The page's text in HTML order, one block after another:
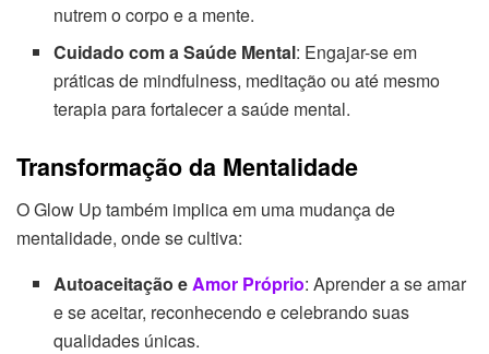
nutrem o corpo e a mente.
Cuidado com a Saúde Mental: Engajar-se em
práticas de mindfulness, meditação ou até mesmo
terapia para fortalecer a saúde mental.
Transformação da Mentalidade
O Glow Up também implica em uma mudança de
mentalidade, onde se cultiva:
Autoaceitação eAmor Próprio: Aprender a se amar
e se aceitar, reconhecendo e celebrando suas
qualidades únicas.